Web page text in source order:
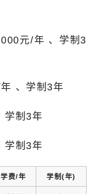
元/年‌ 、学制3
、学制3年
学制3年
学制3年
学费/年 学制(年)